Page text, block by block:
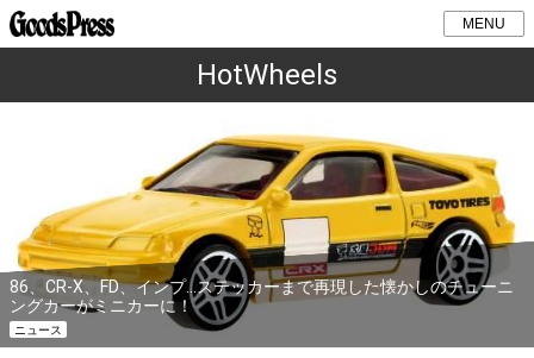
MENU
HotWheels
86、CR-X、FD、インプ…ステッカーまで再現した懐かしのチューニ
ングカーがミニカーに！
ニュース